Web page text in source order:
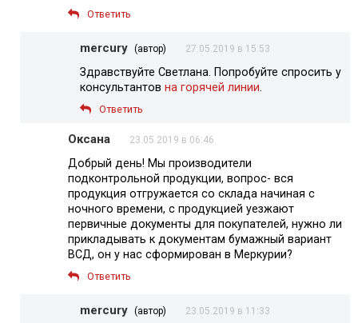
Ответить
mercury (автор) 27.05.2019 в 15:53
Здравствуйте Светлана. Попробуйте спросить у
консультантов на горячей линии.
Ответить
Оксана 23.05.2019 в 06:46
Добрый день! Мы производители
подконтрольной продукции, вопрос- вся
продукция отгружается со склада начиная с
ночного времени, с продукцией уезжают
первичные документы для покупателей, нужно ли
прикладывать к документам бумажный вариант
ВСД, он у нас сформирован в Меркурии?
Ответить
mercury (автор) 23.05.2019 в 11:33